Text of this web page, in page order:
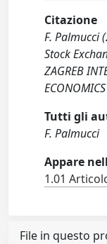
Citazione
F. Palmucci
Stock
ZAGREB
Tutti gli
F. Palmucci
Appare
1.01
File in questo